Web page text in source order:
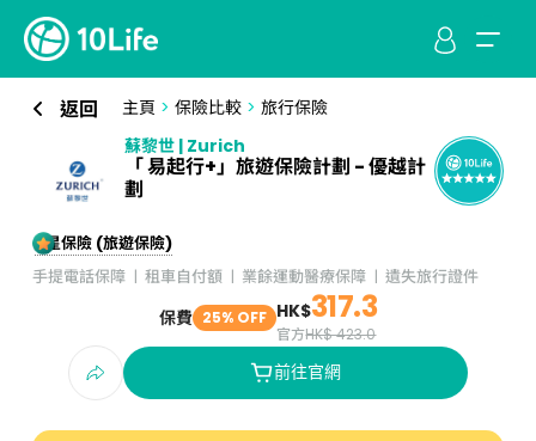
返回 主頁 > 保險比較> 旅行保險
蘇黎世 | Zurich
「 易起行+」旅遊保險計劃 - 優越計
劃
5星保險 (旅遊保險)
手提電話保障
租車自付額 業餘運動醫療保障 遺失旅行證件
保費 25% OFF HK$317.3
官方HK$ 423.0
前往官網